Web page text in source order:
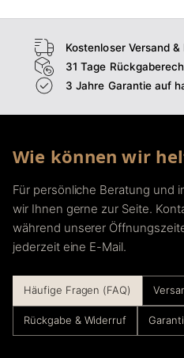
Kostenloser Versand
31 Tage
3 Jahre Garantie auf
Wie können wir
Für persönliche Beratung und
wir Ihnen gerne zur Seite.
während unserer
jederzeit eine E-Mail.
Häufige Fragen (FAQ)
Rückgabe & Widerruf